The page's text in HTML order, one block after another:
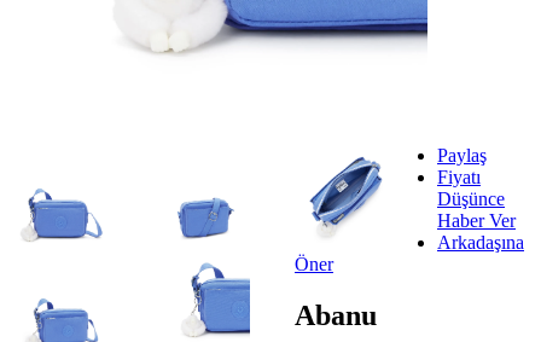
Paylaş
Fiyatı
Düşünce
Haber Ver
Arkadaşına
Öner
Abanu